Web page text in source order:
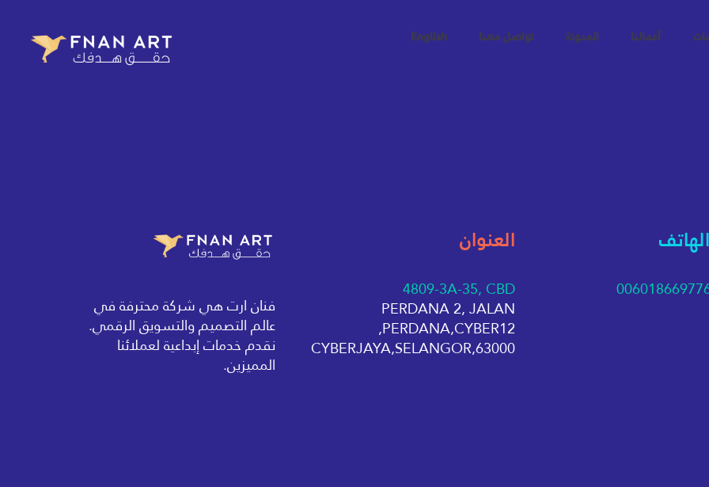
أعمالنا المدونة تواصل معنا English
فنان ارت هي شركة محترفة في
عالم التصميم والتسويق الرقمي.
نقدم خدمات إبداعية لعملائنا
المميزين.
العنوان
4809-3A-35, CBD
PERDANA 2, JALAN
PERDANA,CYBER12,
63000,CYBERJAYA,SELANGOR